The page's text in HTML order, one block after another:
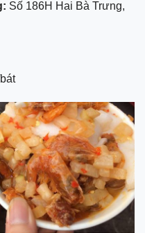
Số 186H Hai Bà Trưng,